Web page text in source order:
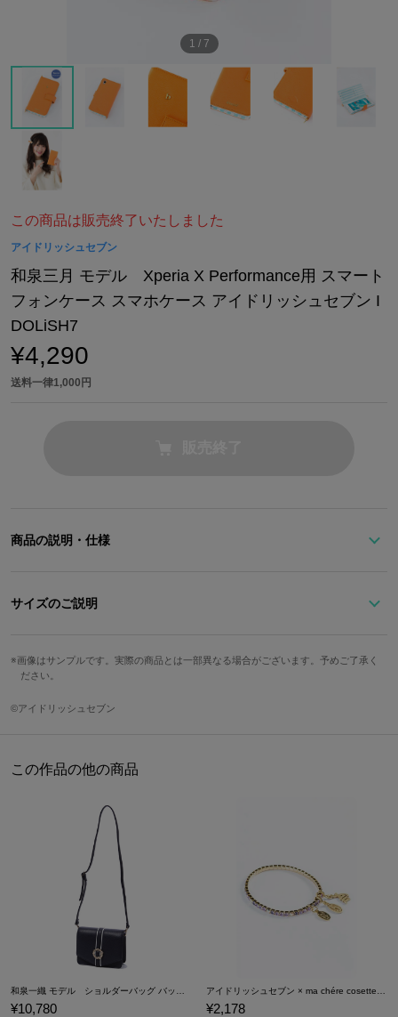
1 / 7
この商品は販売終了いたしました
アイドリッシュセブン
和泉三月 モデル Xperia X Performance用 スマート
フォンケース スマホケース アイドリッシュセブン I
DOLiSH7
¥4,290
送料一律1,000円
商品の説明・仕様
ていただきます。予めご了承ください。
※こちらの商品はXperia X Performanceに対応しております。
をイメージした
元気で明るい三月のイメージカラーであるオレンジの手帳型
表面には、「フラット」のチャームがさりげなくあしらわれてお
その下には「IDOLiSH7」のロゴが箔押しされています☆
さわやかなライトブルーのストライプが大人っぽい内面には
カードや名刺などを収納するスペース付き♪
※画像はサンプルです。実際の商品とは一部異なる場合がございま
す。予めご了承ください。 原産国／中国
素材／表地：ポリウレタン 裏地：綿、中紙 ケース：PC チャ
ーム・Dカン：合金 カードケース部分：PVC 留具：磁石
サイズのご説明
Free
画像はサンプルです。実際の商品とは一部異なる場合がございます。予めご了承く
ださい。
©アイドリッシュセブン
この作品の他の商品
¥10,780 ¥2,178